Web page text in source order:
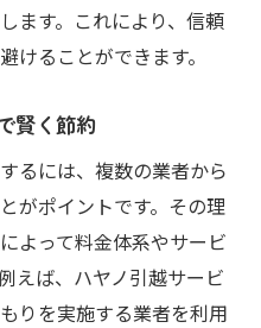
ます。これにより、信頼
けることができます。
賢く節約
るには、複数の業者から
がポイントです。その理
よって料金体系やサービ
えば、ハヤノ引越サービ
りを実施する業者を利用